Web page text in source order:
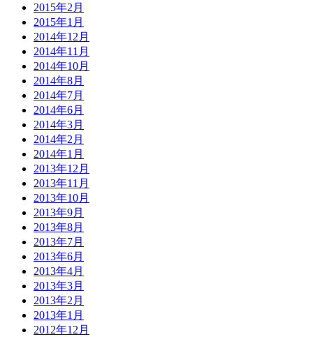
2015年2月
2015年1月
2014年12月
2014年11月
2014年10月
2014年8月
2014年7月
2014年6月
2014年3月
2014年2月
2014年1月
2013年12月
2013年11月
2013年10月
2013年9月
2013年8月
2013年7月
2013年6月
2013年4月
2013年3月
2013年2月
2013年1月
2012年12月